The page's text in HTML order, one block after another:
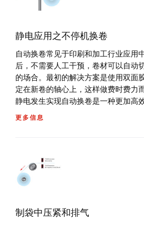
静电应用之不停机换卷
自动换卷常见于印刷和加工行业应用
后，不需要人工干预，卷材可以自动
的场合。最初的解决方案是使用双面
定在新卷的轴心上，这样做费时费力
静电发生实现自动换卷是一种更加高
更多信息
制袋中压紧和排气